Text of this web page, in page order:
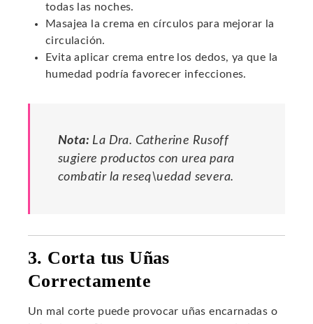
todas las noches.
Masajea la crema en círculos para mejorar la
circulación.
Evita aplicar crema entre los dedos, ya que la
humedad podría favorecer infecciones.
Nota: La Dra. Catherine Rusoff
sugiere productos con urea para
combatir la reseq\uedad severa.
3. Corta tus Uñas
Correctamente
Un mal corte puede provocar uñas encarnadas o